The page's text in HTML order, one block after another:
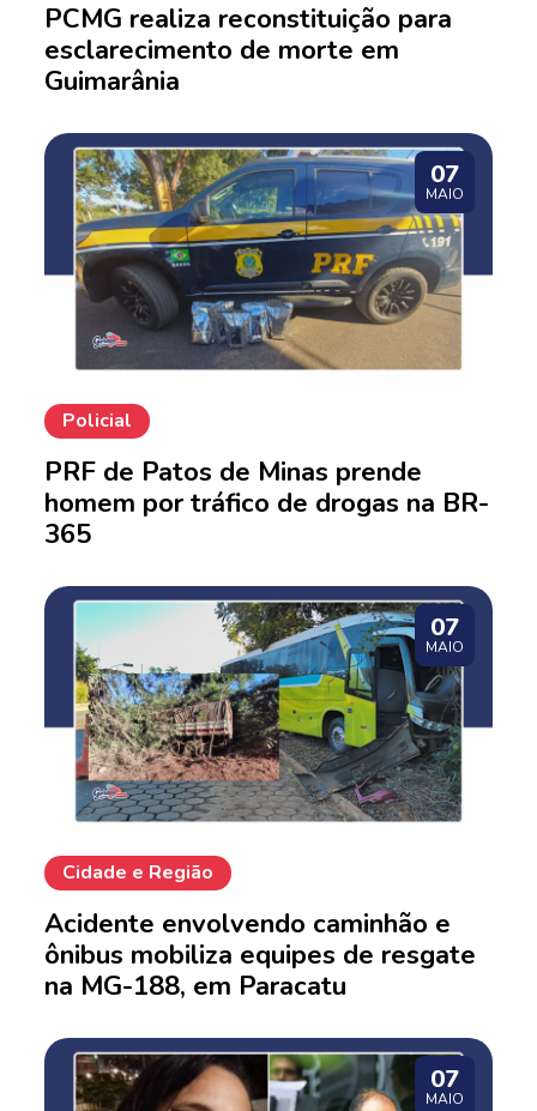
PCMG realiza reconstituição para
esclarecimento de morte em
Guimarânia
07
MAIO
Policial
PRF de Patos de Minas prende
homem por tráfico de drogas na BR-
365
07
MAIO
Cidade e Região
Acidente envolvendo caminhão e
ônibus mobiliza equipes de resgate
na MG-188, em Paracatu
07
MAIO